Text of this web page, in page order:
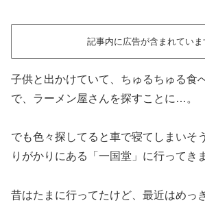
記事内に広告が含まれていま
子供と出かけていて、ちゅるちゅる食
で、ラーメン屋さんを探すことに…。
でも色々探してると車で寝てしまいそ
りがかりにある「一国堂」に行ってき
昔はたまに行ってたけど、最近はめっ